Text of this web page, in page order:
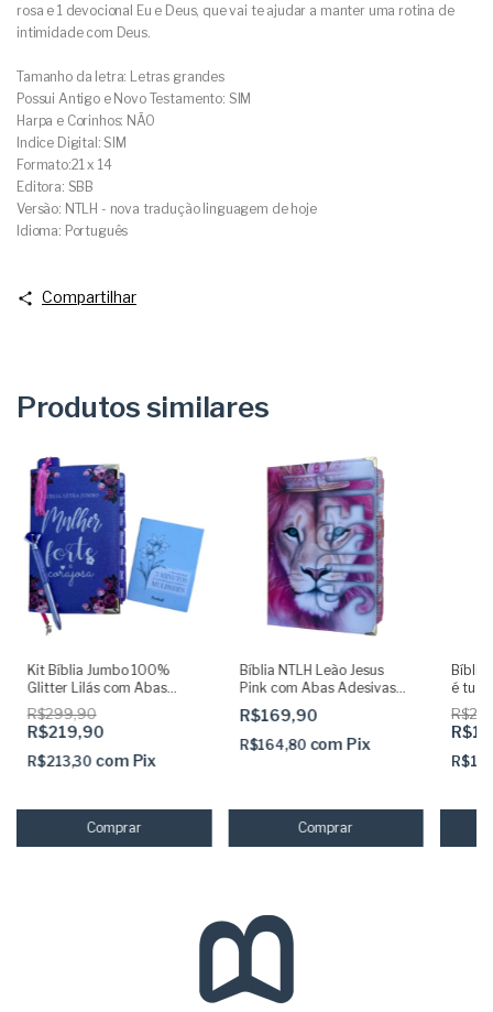
rosa e 1 devocional Eu e Deus, que vai te ajudar a manter uma rotina de
intimidade com Deus.
Tamanho da letra: Letras grandes
Possui Antigo e Novo Testamento: SIM
Harpa e Corinhos: NÃO
Indice Digital: SIM
Formato:21 x 14
Editora: SBB
Versão: NTLH - nova tradução linguagem de hoje
Idioma: Português
Compartilhar
Produtos similares
Kit Bíblia Jumbo 100%
Glitter Lilás com Abas
Adesivas e Pingente +
Caneta + Devocional +
Marca
R$299,90
R$219,90
R$213,30 com Pix
Bíblia NTLH Leão Jesus
Pink com Abas Adesivas
Capa dura acolchoada
R$169,90
R$164,80 com Pix
Bíblia
é tua